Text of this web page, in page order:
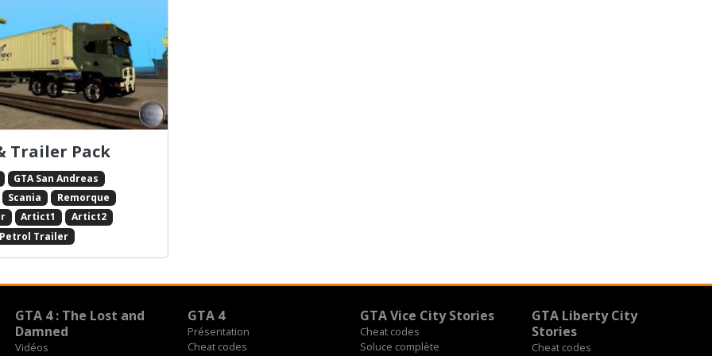
Trailer Pack
GTA San Andreas
Scania
Remorque
Artict1
Artict2
Petrol Trailer
GTA 4 : The Lost and
Damned
Vidéos
GTA 4
Présentation
Cheat codes
GTA Vice City Stories
Cheat codes
Soluce complète
GTA Liberty City
Stories
Cheat codes